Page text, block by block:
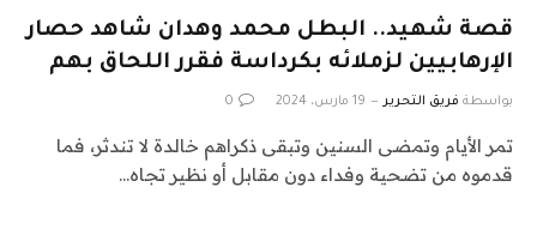
قصة شهيد.. البطل محمد وهدان شاهد حصار
الإرهابيين لزملائه بكرداسة فقرر اللحاق بهم
بواسطة فريق التحرير 19 مارس، 2024 0
تمر الأيام وتمضى السنين وتبقى ذكراهم خالدة لا تندثر، فما
قدموه من تضحية وفداء دون مقابل أو نظير تجاه…